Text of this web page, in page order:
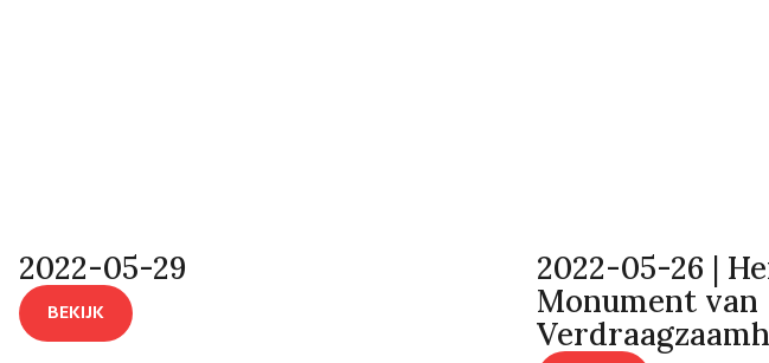
2022-05-29
BEKIJK
2022-05-26 |
Monument van